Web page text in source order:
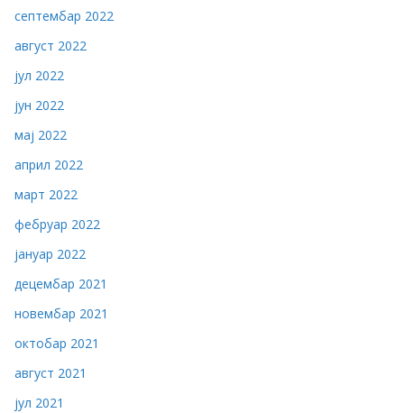
септембар 2022
август 2022
јул 2022
јун 2022
мај 2022
април 2022
март 2022
фебруар 2022
јануар 2022
децембар 2021
новембар 2021
октобар 2021
август 2021
јул 2021